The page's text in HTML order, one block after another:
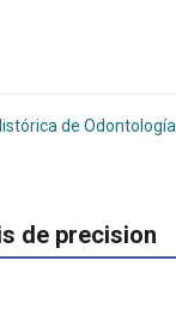
de Odontología
de precision